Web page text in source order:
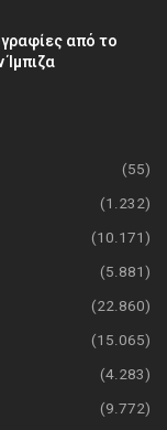
από το
Ίμπιζα
(55)
(1.232)
(10.171)
(5.881)
(22.860)
(15.065)
(4.283)
(9.772)